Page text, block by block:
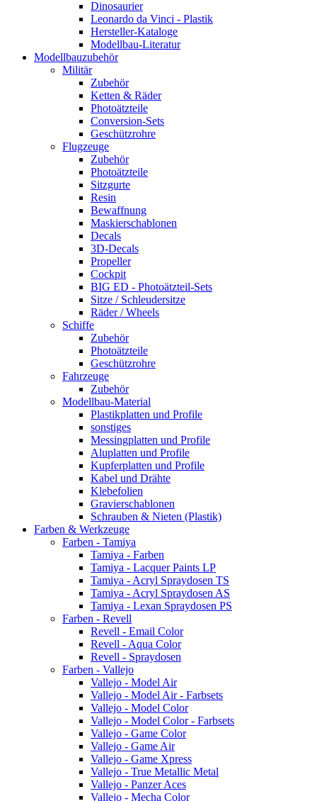
Dinosaurier
Leonardo da Vinci - Plastik
Hersteller-Kataloge
Modellbau-Literatur
Modellbauzubehör
Militär
Zubehör
Ketten & Räder
Photoätzteile
Conversion-Sets
Geschützrohre
Flugzeuge
Zubehör
Photoätzteile
Sitzgurte
Resin
Bewaffnung
Maskierschablonen
Decals
3D-Decals
Propeller
Cockpit
BIG ED - Photoätzteil-Sets
Sitze / Schleudersitze
Räder / Wheels
Schiffe
Zubehör
Photoätzteile
Geschützrohre
Fahrzeuge
Zubehör
Modellbau-Material
Plastikplatten und Profile
sonstiges
Messingplatten und Profile
Aluplatten und Profile
Kupferplatten und Profile
Kabel und Drähte
Klebefolien
Gravierschablonen
Schrauben & Nieten (Plastik)
Farben & Werkzeuge
Farben - Tamiya
Tamiya - Farben
Tamiya - Lacquer Paints LP
Tamiya - Acryl Spraydosen TS
Tamiya - Acryl Spraydosen AS
Tamiya - Lexan Spraydosen PS
Farben - Revell
Revell - Email Color
Revell - Aqua Color
Revell - Spraydosen
Farben - Vallejo
Vallejo - Model Air
Vallejo - Model Air - Farbsets
Vallejo - Model Color
Vallejo - Model Color - Farbsets
Vallejo - Game Color
Vallejo - Game Air
Vallejo - Game Xpress
Vallejo - True Metallic Metal
Vallejo - Panzer Aces
Vallejo - Mecha Color